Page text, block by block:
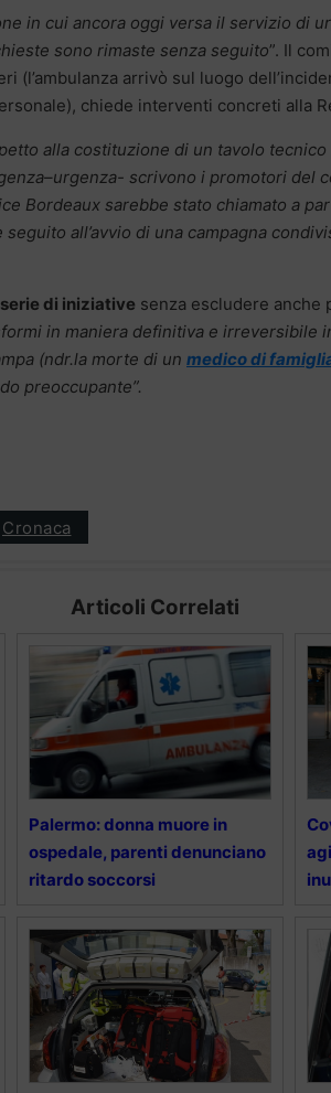
in cui ancora oggi versa il servizio di
sono rimaste senza seguito”. Il
(l’ambulanza arrivò sul luogo
chiede interventi concreti alla
alla costituzione di un tavolo
scrivono i promotori del
Bordeaux sarebbe stato chiamato a
all’avvio di una campagna
serie di iniziative senza escludere anche
in maniera definitiva e irreversibile
(ndr.la morte di un medico di
preoccupante”.
Cronaca
Articoli Correlati
Palermo: donna muore in
ospedale, parenti denunciano
ritardo soccorsi